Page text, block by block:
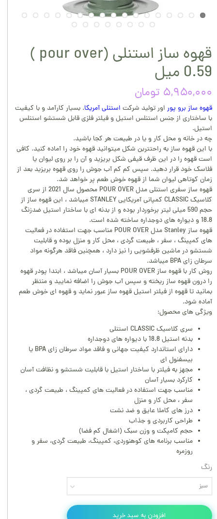
قهوه ساز استنلی (pour over )
0.59 میل
۵,۹۵۰,۰۰۰ تومان
قهوه ساز برو پور اور تولید شرکت استنلی آمریکا. بسیار کارآمد و با کیفیت
با ساختاری از جنس استنلس استیل و فیلتر فلزی قابل شستشو استنلس
استیل.
چه در خانه و محل کار و یا در طبیعت هر کجا باشید.
با این قهوه ساز به راحتتربن شکل میتوانید قهوه خود را آماده کنید. کافی
است قهوه را در این ظرف قیفی شکل بریزید و آن را بر روی لیوان یا
فلاسک خود قرار دهید. سپس کم کم آب جوش را روی قهوه بریزید بعد از
زمان کوتاهی لیوان شما از قهوه خوش طعم پر خواهد شد.
قهوه ساز سفری استنلی مدل POUR OVER محصول سال 2021 از سری
کلاسیک CLASSIC کمپانی آمریکایی STANLEY میباشد ، این قهوه ساز از
حجم 590 میلی لیتر برخوردار بوده و از بدنه ای با ساختار استیل ضدزنگ
18.8 و دیواره های دوجداره ساخته شده است.
قهوه ساز Stanley مدل POUR OVER مناسب جهت استفاده در فعالیت
های کمپینگ ، سفر ، طبیعت گردی ، محل کار و منزل بوده و قابلیت
شستشو در ماشین ظرفشویی را نیز دارد ، همچنین فاقد هرگونه مواد
سرطان زای BPA میباشد.
روش کار با قهوه ساز POUR OVER بسیار آسان میباشد ، ابتدا پودر قهوه
را درون قهوه ساز ریخته و سپس آب جوش را اضافه نمایید و منتظر
بمانید تا قهوه از فیلتر استیل قهوه ساز عبور نماید و قهوه ای خوش طعم
آماده شود.
ویژگی های محصول:
سری کلاسیک CLASSIC استنلی
بدنه استیل 18.8 با دیواره های دوجداره
دارای استاندارد کیفیت جهانی و فاقد مواد سرطان زای BPA یا
بیسفنول ای
مجهز به فیلتر با ساختار استیل با قابلیت شستشو و نظافت آسان
کارکرد بسیار آسان
مناسب جهت استفاده در فعالیت های کمپینگ ، طبیعت گردی ،
سفر ، محل کار و منزل
درز های کاملا عایق و ضد نشت
طراحی کاربردی و جذاب
حجم کامپکت و وزن سبک (اشغال کم فضا)
مناسب برنامه های کوهنوردی، کمپینگ، طبیعت گردی، سفر و
روزمره
رنگ
سبز
افزودن به سبد خرید